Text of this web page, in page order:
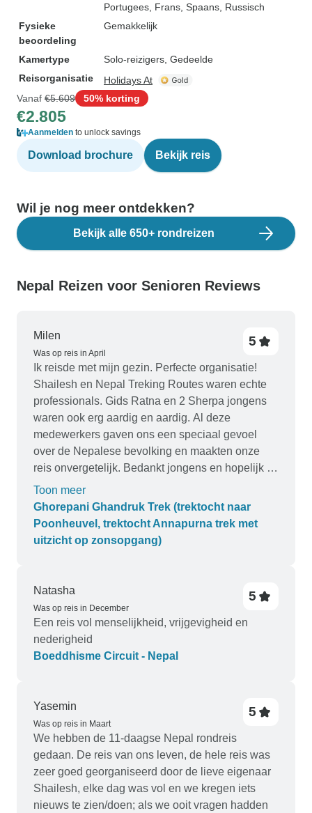
Portugees, Frans, Spaans, Russisch
Fysieke
beoordeling
Gemakkelijk
Kamertype
Solo-reizigers, Gedeelde
Reisorganisatie
Holidays At
Vanaf €5.609 50% korting
€2.805
Aanmelden to unlock savings
Download brochure Bekijk reis
Wil je nog meer ontdekken?
Bekijk alle 650+ rondreizen
Nepal Reizen voor Senioren Reviews
Milen
Was op reis in April
5
Ik reisde met mijn gezin. Perfecte organisatie!
Shailesh en Nepal Treking Routes waren echte
professionals. Gids Ratna en 2 Sherpa jongens
waren ook erg aardig en aardig. Al deze
medewerkers gaven ons een speciaal gevoel
over de Nepalese bevolking en maakten onze
reis onvergetelijk. Bedankt jongens en hopelijk tot
ziens
Toon meer
Ghorepani Ghandruk Trek (trektocht naar
Poonheuvel, trektocht Annapurna trek met
uitzicht op zonsopgang)
Natasha
Was op reis in December
5
Een reis vol menselijkheid, vrijgevigheid en
nederigheid
Boeddhisme Circuit - Nepal
Yasemin
Was op reis in Maart
5
We hebben de 11-daagse Nepal rondreis
gedaan. De reis van ons leven, de hele reis was
zeer goed georganiseerd door de lieve eigenaar
Shailesh, elke dag was vol en we kregen iets
nieuws te zien/doen; als we ooit vragen hadden